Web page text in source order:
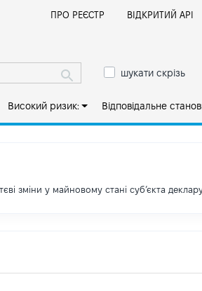
ПРО РЕЄСТР ВІДКРИТИЙ АРІ
шукати скрізь
Високий ризик: Відповідальне
зміни у майновому стані субʼєкта